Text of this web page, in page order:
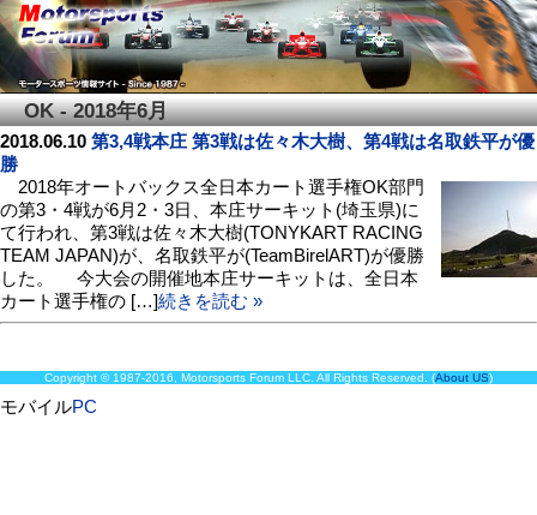
OK - 2018年6月
2018.06.10 第3,4戦本庄 第3戦は佐々木大樹、第4戦は名取鉄平が優
勝
2018年オートバックス全日本カート選手権OK部門
の第3・4戦が6月2・3日、本庄サーキット(埼玉県)に
て行われ、第3戦は佐々木大樹(TONYKART RACING
TEAM JAPAN)が、名取鉄平が(TeamBirelART)が優勝
した。 今大会の開催地本庄サーキットは、全日本
カート選手権の […]続きを読む »
Copyright © 1987-2016, Motorsports Forum LLC. All Rights Reserved. (About US)
モバイルPC